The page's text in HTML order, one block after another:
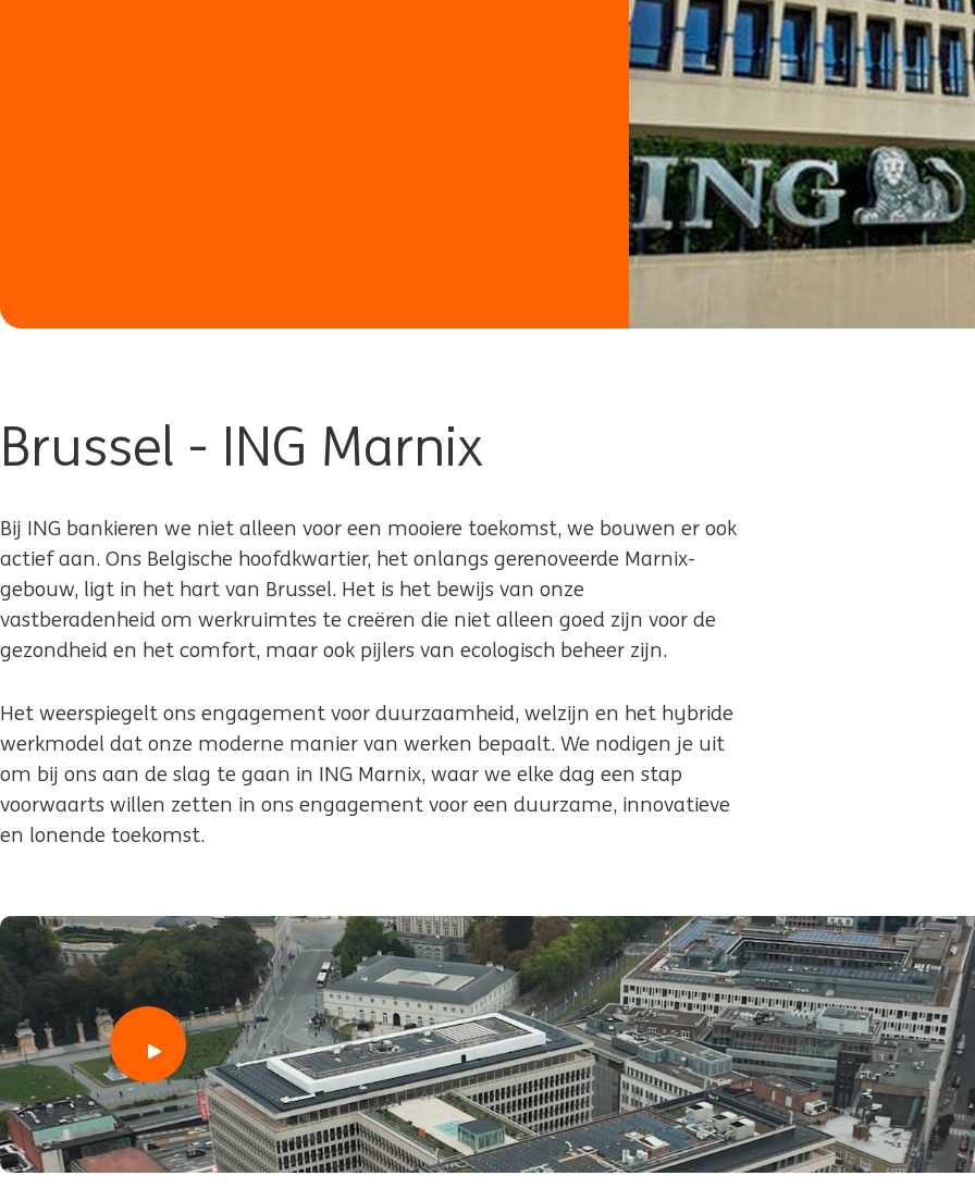
Brussel - ING Marnix
Bij ING bankieren we niet alleen voor een mooiere toekomst, we bouwen er ook
actief aan. Ons Belgische hoofdkwartier, het onlangs gerenoveerde Marnix-
gebouw, ligt in het hart van Brussel. Het is het bewijs van onze
vastberadenheid om werkruimtes te creëren die niet alleen goed zijn voor de
gezondheid en het comfort, maar ook pijlers van ecologisch beheer zijn.
Het weerspiegelt ons engagement voor duurzaamheid, welzijn en het hybride
werkmodel dat onze moderne manier van werken bepaalt. We nodigen je uit
om bij ons aan de slag te gaan in ING Marnix, waar we elke dag een stap
voorwaarts willen zetten in ons engagement voor een duurzame, innovatieve
en lonende toekomst.
play